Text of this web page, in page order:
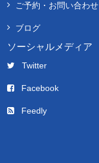
ご予約・お問い合わせ
ブログ
ソーシャルメディア
Twitter
Facebook
Feedly